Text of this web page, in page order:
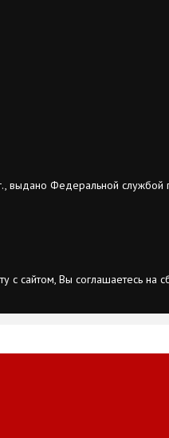
Федеральной службой
с сайтом, Вы соглашаетесь на